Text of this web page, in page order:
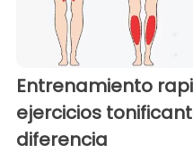
Entrenamiento
ejercicios
diferencia